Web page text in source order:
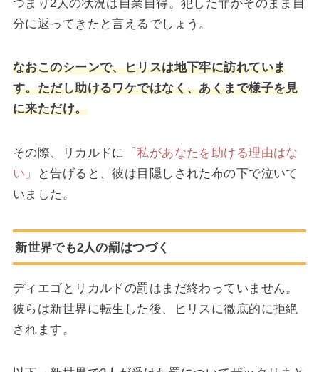
分に返ってきたと言えるでしょう。
なおこのシーンで、ヒリスは地下牢に訪れていま
す。ただし助けるワケではなく、あくまで様子を見
に来ただけ。
その際、リカルドに 「私があなたを助ける理由はな
い」
と告げると、彼は目隠しされた布の下で泣いて
いました。
新世界でも2人の罰はつづく
ディエゴとリカルドの罰はまだ終わっていません。
彼らは新世界に転生した後、ヒリスに徹底的に拒絶
されます。